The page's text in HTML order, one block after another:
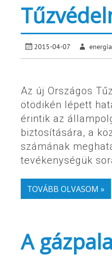
2015-04-07
Az új Országos
ötödikén lépett
érintik az
biztosítására, a
számának
tevékenységük
TOVÁBB OLVASOM »
A